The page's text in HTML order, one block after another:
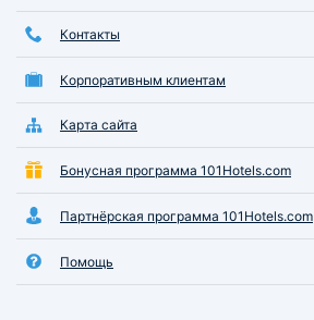
Контакты
Корпоративным клиентам
Карта сайта
Бонусная программа 101Hotels.com
Партнёрская программа 101Hotels.com
Помощь